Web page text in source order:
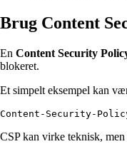
Brug Content
En Content Security
blokeret.
Et simpelt eksempel kan
CSP kan virke teknisk,